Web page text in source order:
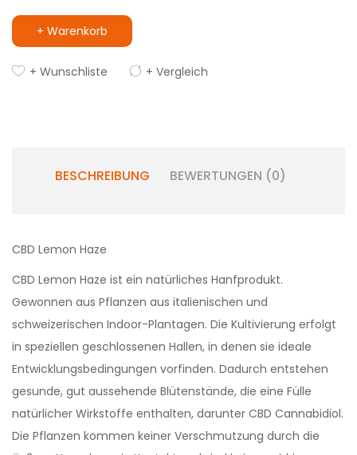
+ Warenkorb
+ Wunschliste + Vergleich
BESCHREIBUNG BEWERTUNGEN (0)
CBD Lemon Haze
CBD Lemon Haze ist ein natürliches Hanfprodukt.
Gewonnen aus Pflanzen aus italienischen und
schweizerischen Indoor-Plantagen. Die Kultivierung erfolgt
in speziellen geschlossenen Hallen, in denen sie ideale
Entwicklungsbedingungen vorfinden. Dadurch entstehen
gesunde, gut aussehende Blütenstände, die eine Fülle
natürlicher Wirkstoffe enthalten, darunter CBD Cannabidiol.
Die Pflanzen kommen keiner Verschmutzung durch die